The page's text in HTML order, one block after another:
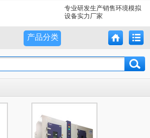
专业研发生产销售环境模拟
设备实力厂家
产品分类